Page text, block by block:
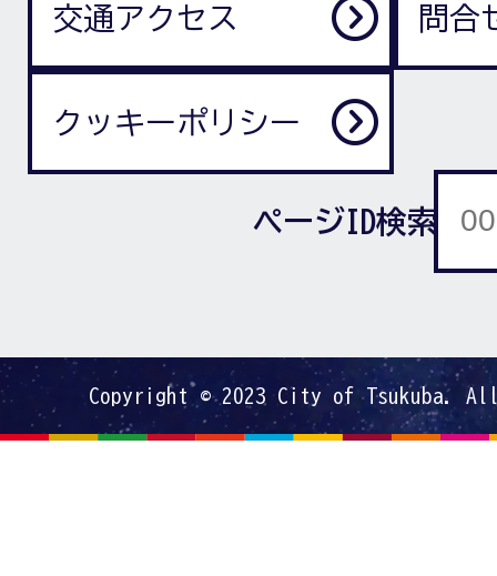
交通アクセス 問合
クッキーポリシー
ページID検索
Copyright © 2023 City of Tsukuba.